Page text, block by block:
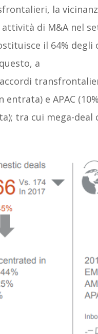
la
di M&A nel
il 64%
a
entrata) e APAC
tra cui mega-